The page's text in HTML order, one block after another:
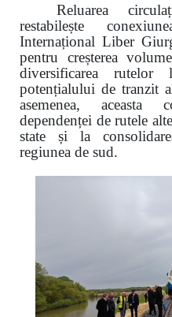
Reluarea
restabilește
Internațional Liber
pentru creșterea
diversificarea rutelor
potențialului de tranzit
asemenea, aceasta
dependenței de rutele
state și la
regiunea de sud.